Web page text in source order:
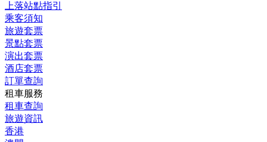
上落站點指引
乘客須知
旅遊套票
景點套票
演出套票
酒店套票
訂單查詢
租車服務
租車查詢
旅遊資訊
香港